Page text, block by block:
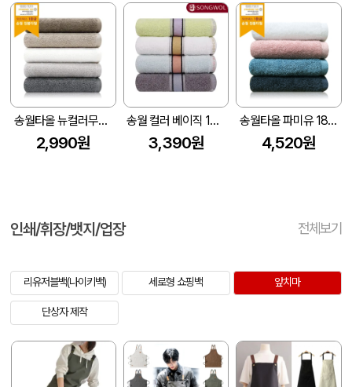
송월타올 뉴컬러무지 150g (30수/40*80cm)
2,990원
송월 컬러 베이직 130g 1p
3,390원
송월타올 파미유 180g (40수/40*80cm)
4,520원
인쇄/휘장/뱃지/업장 전체보기
리유저블백(나이키백) 세로형 쇼핑백 앞치마
단상자 제작